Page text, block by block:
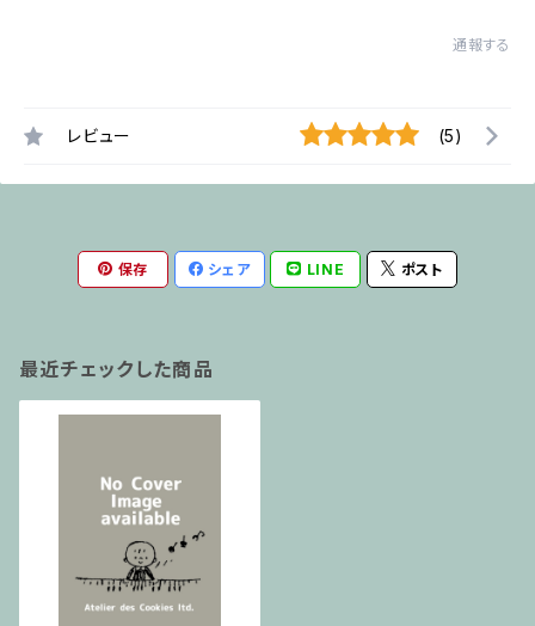
通報する
レビュー (5)
保存 シェア LINE ポスト
最近チェックした商品